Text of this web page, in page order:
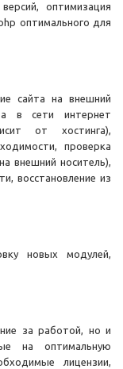
оптимизация
оптимального для
сайта на внешний
в сети интернет
от хостинга),
проверка
внешний носитель),
восстановление из
новых модулей,
за работой, но и
на оптимальную
лицензии,